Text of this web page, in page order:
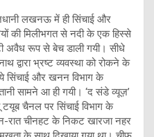
लखनऊ में ही सिंचाई और
की मिलीभगत से नदी के एक हिस्से
अवैध रूप से बेच डाली गयी। सीधे
द्वारा भ्रष्ट व्यवस्था को रोकने के
सिंचाई और खनन विभाग के
सामने आ ही गयी। ‘द संडे व्यूज़’
टयूब चैनल पर सिंचाई विभाग के
रात चीनहट के निकट खारजा नहर